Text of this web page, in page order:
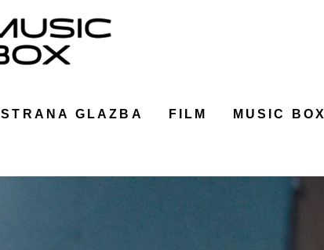
STRANA GLAZBA FILM MUSIC BOX